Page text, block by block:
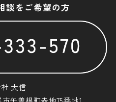
談をご希望の方
大信